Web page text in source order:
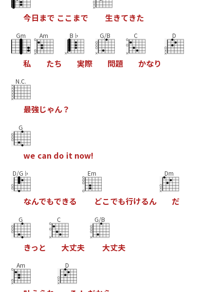
今日 まで こ こ まで 生きてきた
Gm
私
Am
たち
B♭
実際
G/B
問題
C
かなり
D
N.C.
最強じゃん？
G
we can do it now!
D/G♭
なんでもできる
Em
どこでも行けるん
Dm
だ
G
きっ と
C
大丈夫
G/B
大丈夫
Am D